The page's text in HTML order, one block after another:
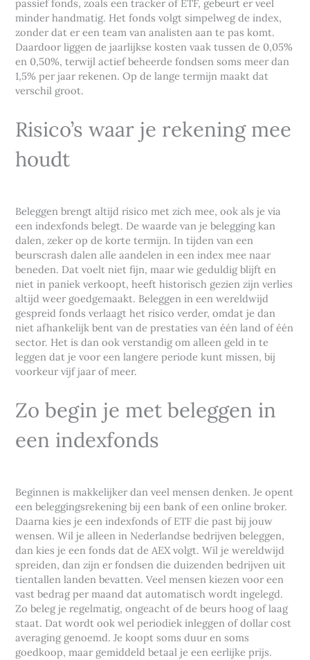
passief fonds, zoals een tracker of ETF, gebeurt er veel
minder handmatig. Het fonds volgt simpelweg de index,
zonder dat er een team van analisten aan te pas komt.
Daardoor liggen de jaarlijkse kosten vaak tussen de 0,05%
en 0,50%, terwijl actief beheerde fondsen soms meer dan
1,5% per jaar rekenen. Op de lange termijn maakt dat
verschil groot.
Risico’s waar je rekening mee
houdt
Beleggen brengt altijd risico met zich mee, ook als je via
een indexfonds belegt. De waarde van je belegging kan
dalen, zeker op de korte termijn. In tijden van een
beurscrash dalen alle aandelen in een index mee naar
beneden. Dat voelt niet fijn, maar wie geduldig blijft en
niet in paniek verkoopt, heeft historisch gezien zijn verlies
altijd weer goedgemaakt. Beleggen in een wereldwijd
gespreid fonds verlaagt het risico verder, omdat je dan
niet afhankelijk bent van de prestaties van één land of één
sector. Het is dan ook verstandig om alleen geld in te
leggen dat je voor een langere periode kunt missen, bij
voorkeur vijf jaar of meer.
Zo begin je met beleggen in
een indexfonds
Beginnen is makkelijker dan veel mensen denken. Je opent
een beleggingsrekening bij een bank of een online broker.
Daarna kies je een indexfonds of ETF die past bij jouw
wensen. Wil je alleen in Nederlandse bedrijven beleggen,
dan kies je een fonds dat de AEX volgt. Wil je wereldwijd
spreiden, dan zijn er fondsen die duizenden bedrijven uit
tientallen landen bevatten. Veel mensen kiezen voor een
vast bedrag per maand dat automatisch wordt ingelegd.
Zo beleg je regelmatig, ongeacht of de beurs hoog of laag
staat. Dat wordt ook wel periodiek inleggen of dollar cost
averaging genoemd. Je koopt soms duur en soms
goedkoop, maar gemiddeld betaal je een eerlijke prijs.